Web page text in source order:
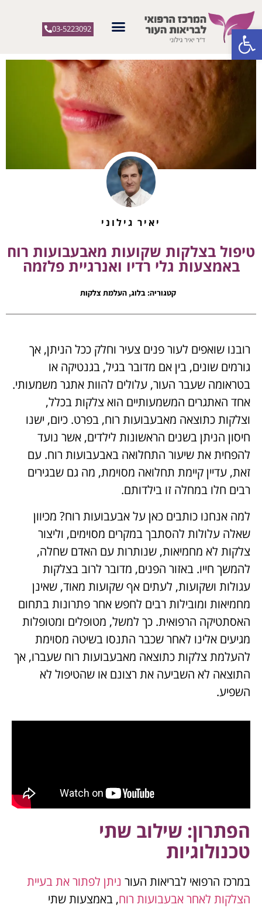
פתח סרגל נגישות 03-5223092
יאיר גילוני
טיפול בצלקות שקועות מאבעבועות רוח
באמצעות גלי רדיו ואנרגיית פלזמה
קטגוריה: בלוג, העלמת צלקות
רובנו שואפים לעור פנים צעיר וחלק ככל הניתן, אך
גורמים שונים, בין אם מדובר בגיל, בגנטיקה או
בטראומה שעבר העור, עלולים להוות אתגר משמעותי.
אחד האתגרים המשמעותיים הוא צלקות בכלל,
וצלקות כתוצאה מאבעבועות רוח, בפרט. כיום, ישנו
חיסון הניתן בשנים הראשונות לילדים, אשר נועד
להפחית את שיעור התחלואה באבעבועות רוח. עם
זאת, עדיין קיימת תחלואה מסוימת, מה גם שבגירים
רבים חלו במחלה זו בילדותם.
למה אנחנו כותבים כאן על אבעבועות רוח? מכיוון
שאלה עלולות להסתבך במקרים מסוימים, וליצור
צלקות לא מחמיאות, שנותרות עם האדם שחלה,
להמשך חייו. באזור הפנים, מדובר לרוב בצלקות
עגולות ושקועות, לעתים אף שקועות מאוד, שאינן
מחמיאות ומובילות רבים לחפש אחר פתרונות בתחום
האסתטיקה הרפואית. כך למשל, מטופלים ומטופלות
מגיעים אלינו לאחר שכבר התנסו בשיטה מסוימת
להעלמת צלקות כתוצאה מאבעבועות רוח שעברו, אך
התוצאה לא השביעה את רצונם או שהטיפול לא
השפיע.
הפתרון: שילוב שתי
טכנולוגיות
במרכז הרפואי לבריאות העור ניתן לפתור את בעיית
הצלקות לאחר אבעבועות רוח, באמצעות שתי